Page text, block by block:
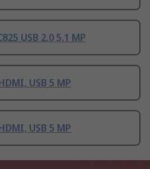
USB 2.0 5.1 MP
USB 5 MP
USB 5 MP